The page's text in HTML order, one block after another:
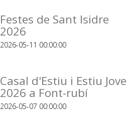
Festes de Sant Isidre
2026
2026-05-11 00:00:00
Casal d'Estiu i Estiu Jove
2026 a Font-rubí
2026-05-07 00:00:00